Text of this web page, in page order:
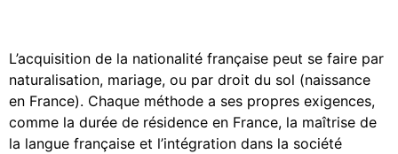
L’acquisition de la nationalité française peut se faire par
naturalisation, mariage, ou par droit du sol (naissance
en France). Chaque méthode a ses propres exigences,
comme la durée de résidence en France, la maîtrise de
la langue française et l’intégration dans la société